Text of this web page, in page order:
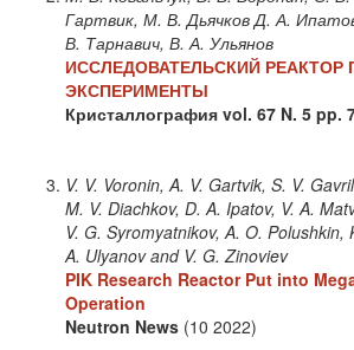
Гартвик, М. В. Дьячков Д. А.
В. Тарнавич, В. А. Ульянов
ИССЛЕДОВАТЕЛЬСКИЙ РЕАКТОР
ЭКСПЕРИМЕНТЫ
Кристаллография vol. 67 N. 5 pp.
V. V. Voronin, A. V. Gartvik, S. V.
M. V. Diachkov, D. A. Ipatov, V. A.
V. G. Syromyatnikov, A. O. Polushkin,
A. Ulyanov and V. G. Zinoviev
PIK Research Reactor Put into
Operation
Neutron News (10 2022)